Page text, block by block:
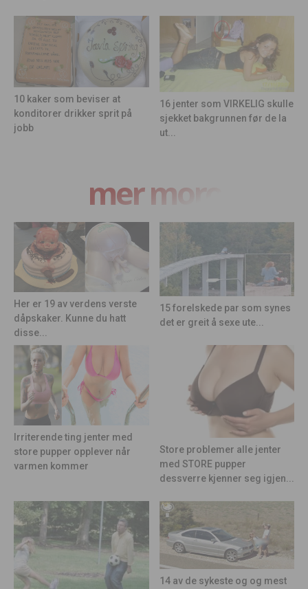
10 kaker som beviser at
konditorer drikker sprit på
jobb
16 jenter som VIRKELIG skulle
sjekket bakgrunnen før de la
ut...
mer moro
Her er 19 av verdens verste
dåpskaker. Kunne du hatt
disse...
15 forelskede par som synes
det er greit å sexe ute...
Irriterende ting jenter med
store pupper opplever når
varmen kommer
Store problemer alle jenter
med STORE pupper
dessverre kjenner seg igjen...
14 av de sykeste og og mest